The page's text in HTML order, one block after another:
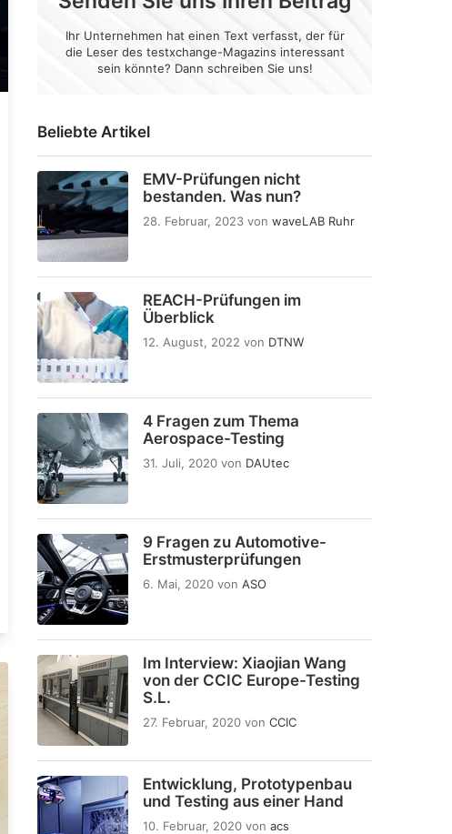
Beliebte Artikel
EMV-Prüfungen nicht
bestanden. Was nun?
28. Februar, 2023 von waveLAB Ruhr
REACH-Prüfungen im
Überblick
12. August, 2022 von DTNW
4 Fragen zum Thema
Aerospace-Testing
31. Juli, 2020 von DAUtec
9 Fragen zu Automotive-
Erstmusterprüfungen
6. Mai, 2020 von ASO
Im Interview: Xiaojian Wang
von der CCIC Europe-Testing
S.L.
27. Februar, 2020 von CCIC
Entwicklung, Prototypenbau
und Testing aus einer Hand
10. Februar, 2020 von acs
Ihr Unternehmen hat einen Text verfasst, der für
die Leser des testxchange-Magazins interessant
sein könnte? Dann schreiben Sie uns!